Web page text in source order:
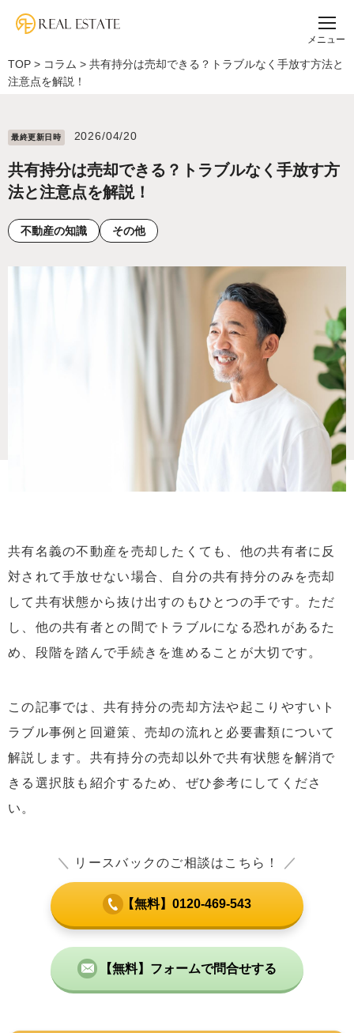
メニュー
TOP > コラム > 共有持分は売却できる？トラブルなく手放す方法と
注意点を解説！
最終更新⽇時 2026/04/20
共有持分は売却できる？トラブルなく手放す方
法と注意点を解説！
不動産の知識 その他
共有名義の不動産を売却したくても、他の共有者に反
対されて手放せない場合、自分の共有持分のみを売却
して共有状態から抜け出すのもひとつの手です。ただ
し、他の共有者との間でトラブルになる恐れがあるた
め、段階を踏んで手続きを進めることが大切です。
この記事では、共有持分の売却方法や起こりやすいト
ラブル事例と回避策、売却の流れと必要書類について
解説します。共有持分の売却以外で共有状態を解消で
きる選択肢も紹介するため、ぜひ参考にしてくださ
い。
＼ リースバックのご相談はこちら！ ／
【無料】0120-469-543
【無料】フォームで問合せする